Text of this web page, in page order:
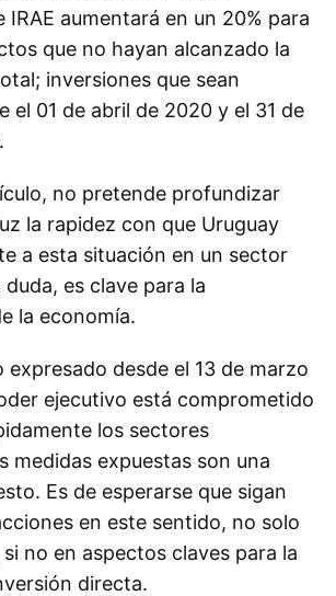
IRAE aumentará en un 20% para
que no hayan alcanzado la
inversiones que sean
el 01 de abril de 2020 y el 31 de
no pretende profundizar
la rapidez con que Uruguay
a esta situación en un sector
es clave para la
la economía.
expresado desde el 13 de marzo
ejecutivo está comprometido
los sectores
medidas expuestas son una
Es de esperarse que sigan
en este sentido, no solo
no en aspectos claves para la
directa.